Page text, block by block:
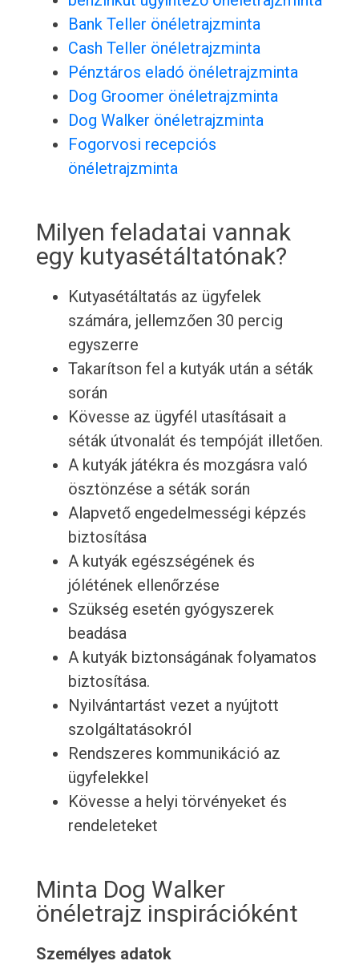
Bank Teller önéletrajzminta
Cash Teller önéletrajzminta
Pénztáros eladó önéletrajzminta
Dog Groomer önéletrajzminta
Dog Walker önéletrajzminta
Fogorvosi recepciós
önéletrajzminta
Milyen feladatai vannak
egy kutyasétáltatónak?
Kutyasétáltatás az ügyfelek
számára, jellemzően 30 percig
egyszerre
Takarítson fel a kutyák után a séták
során
Kövesse az ügyfél utasításait a
séták útvonalát és tempóját illetően.
A kutyák játékra és mozgásra való
ösztönzése a séták során
Alapvető engedelmességi képzés
biztosítása
A kutyák egészségének és
jólétének ellenőrzése
Szükség esetén gyógyszerek
beadása
A kutyák biztonságának folyamatos
biztosítása.
Nyilvántartást vezet a nyújtott
szolgáltatásokról
Rendszeres kommunikáció az
ügyfelekkel
Kövesse a helyi törvényeket és
rendeleteket
Minta Dog Walker
önéletrajz inspirációként
Személyes adatok